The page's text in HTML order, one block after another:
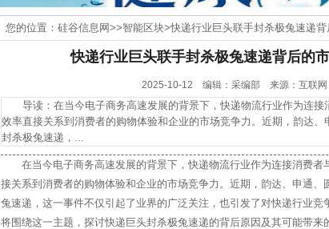
您的位置： 硅谷信息网>>智能区块>快递行业巨头联手封杀极兔速递
快递行业巨头联手封杀极兔速递背后的
2025-10-12 编辑：采编部 来源：互联
导读：在当今电子商务高速发展的背景下，快递物流行业作为连接
效率直接关系到消费者的购物体验和企业的市场竞争力。近期，韵达
封杀极兔速递，...
在当今电子商务高速发展的背景下，快递物流行业作为连接消费
接关系到消费者的购物体验和企业的市场竞争力。近期，韵达、申通
兔速递，这一事件不仅引起了业界的广泛关注，也引发了对快递行业
将围绕这一主题，探讨快递巨头封杀极兔速递的背后原因及其可能带来